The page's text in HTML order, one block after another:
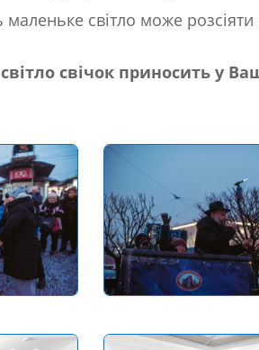
світло може розсіяти
свічок приносить у